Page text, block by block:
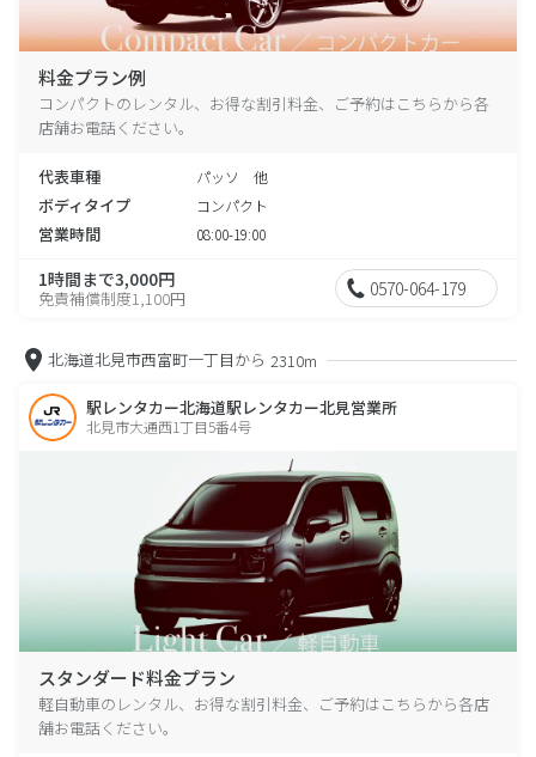
料金プラン例
コンパクトのレンタル、お得な割引料金、ご予約はこちらから各
店舗お電話ください。
代表車種 パッソ 他
ボディタイプ コンパクト
営業時間 08:00-19:00
1時間まで3,000円
免責補償制度1,100円 0570-064-179
北海道北見市西富町一丁目から 2310m
駅レンタカー北海道駅レンタカー北見営業所
北見市大通西1丁目5番4号
スタンダード料金プラン
軽自動車のレンタル、お得な割引料金、ご予約はこちらから各店
舗お電話ください。